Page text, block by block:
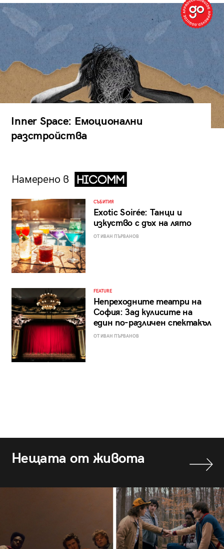
Inner Space: Емоционални
разстройства
Намерено в
СЪБИТИЯ
Exotic Soirée: Танци и
изкуство с дъх на лято
ОТ ИВАН ПЪРВАНОВ
FEATURE
Непреходните театри на
София: Зад кулисите на
един по-различен спектакъл
ОТ ИВАН ПЪРВАНОВ
Нещата от живота